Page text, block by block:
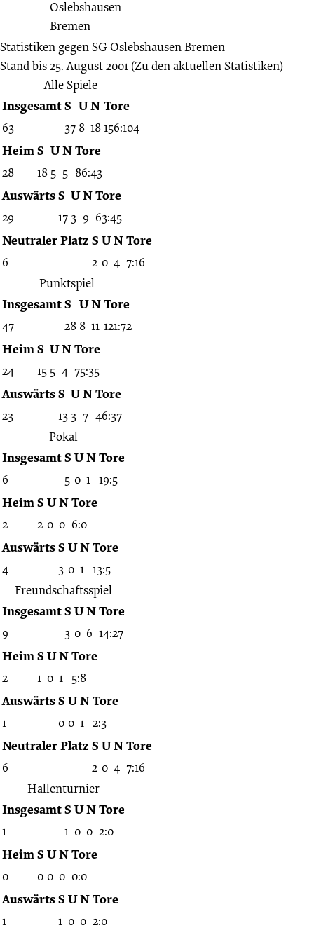
Statistiken gegenSG Oslebshausen Bremen
Stand bis 25. August 2001 (Zu den aktuellen Statistiken)
Alle Spiele
InsgesamtS UN Tore
63 37 8 18156:104
HeimS UNTore
28 18 5 5 86:43
AuswärtsS UNTore
29 17 3 9 63:45
Neutraler Platz S UNTore
6 2 0 4 7:16
Punktspiel
InsgesamtS UNTore
47 28 8 11 121:72
HeimS UNTore
24 15 5 4 75:35
AuswärtsS UNTore
23 13 3 7 46:37
Pokal
InsgesamtS UNTore
6 5 0 1 19:5
HeimS UNTore
2 2 0 0 6:0
AuswärtsS UNTore
4 3 0 1 13:5
Freundschaftsspiel
InsgesamtS UNTore
9 3 0 6 14:27
HeimS UNTore
2 1 0 1 5:8
AuswärtsS UNTore
1 0 0 1 2:3
Neutraler Platz S UNTore
6 2 0 4 7:16
Hallenturnier
InsgesamtS UNTore
1 1 0 0 2:0
HeimS UNTore
0 0 0 0 0:0
AuswärtsS UNTore
1 1 0 0 2:0